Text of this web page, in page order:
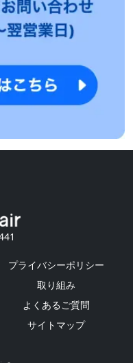
プライバシーポリシー
取り組み
よくあるご質問
サイトマップ